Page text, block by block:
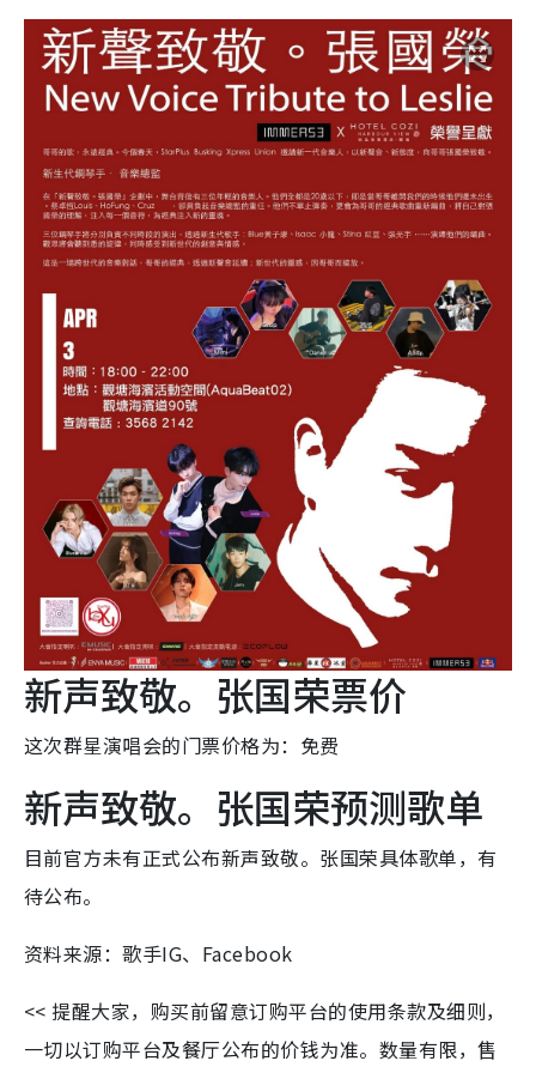
新声致敬。张国荣票价
这次群星演唱会的门票价格为：免费
新声致敬。张国荣预测歌单
目前官方未有正式公布新声致敬。张国荣具体歌单，有
待公布。
资料来源：歌手IG、Facebook
<< 提醒大家，购买前留意订购平台的使用条款及细则，
一切以订购平台及餐厅公布的价钱为准。数量有限，售